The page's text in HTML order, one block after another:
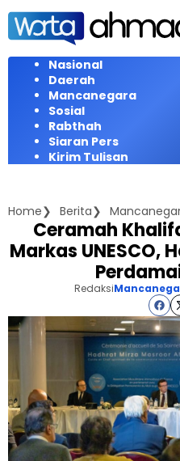
Langsung
konten
Nasional
Daerah
Mancanegara
Sosial
Rabthah
Siaran Pers
Kirim Tulisan
Home Berita
Ceramah
Markas UNESCO,
Redaksi